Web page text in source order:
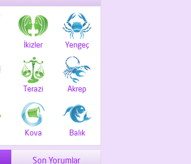
İkizler Yengeç
Terazi Akrep
Kova Balık
Son Yorumlar